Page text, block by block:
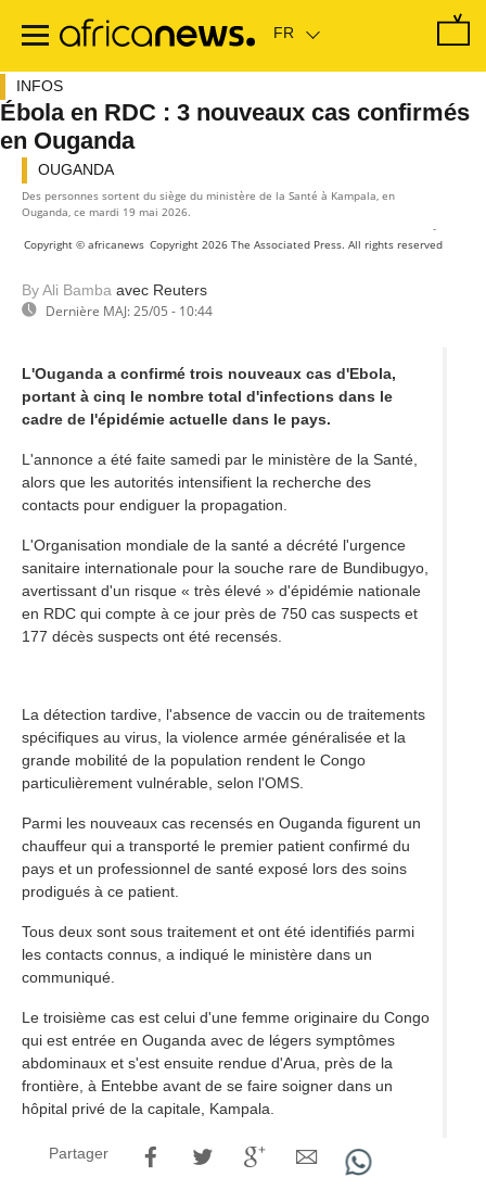
contenu
INFOS
Ébola en RDC : 3 nouveaux cas confirmés
en Ouganda
Sorry, the video player failed to load.
(Error Code: 101104)
Des personnes sortent du siège du ministère de la Santé à Kampala, en
Ouganda, ce mardi 19 mai 2026.
-
Copyright © africanews Copyright 2026 The Associated Press. All rights reserved
By Ali Bamba avec Reuters
Dernière MAJ:25/05 - 10:44
OUGANDA
L'Ouganda a confirmé trois nouveaux cas d'Ebola,
portant à cinq le nombre total d'infections dans le
cadre de l'épidémie actuelle dans le pays.
L'annonce a été faite samedi par le ministère de la Santé,
alors que les autorités intensifient la recherche des
contacts pour endiguer la propagation.
L'Organisation mondiale de la santé a décrété l'urgence
sanitaire internationale pour la souche rare de Bundibugyo,
avertissant d'un risque « très élevé » d'épidémie nationale
en RDC qui compte à ce jour près de 750 cas suspects et
177 décès suspects ont été recensés.
La détection tardive, l'absence de vaccin ou de traitements
spécifiques au virus, la violence armée généralisée et la
grande mobilité de la population rendent le Congo
particulièrement vulnérable, selon l'OMS.
Parmi les nouveaux cas recensés en Ouganda figurent un
chauffeur qui a transporté le premier patient confirmé du
pays et un professionnel de santé exposé lors des soins
prodigués à ce patient.
Tous deux sont sous traitement et ont été identifiés parmi
les contacts connus, a indiqué le ministère dans un
communiqué.
Le troisième cas est celui d'une femme originaire du Congo
qui est entrée en Ouganda avec de légers symptômes
abdominaux et s'est ensuite rendue d'Arua, près de la
frontière, à Entebbe avant de se faire soigner dans un
hôpital privé de la capitale, Kampala.
Partager